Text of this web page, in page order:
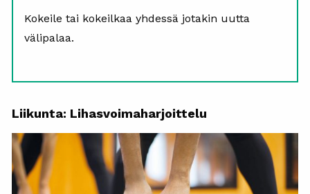
Kokeile tai kokeilkaa yhdessä jotakin uutta
välipalaa.
Liikunta: Lihasvoimaharjoittelu